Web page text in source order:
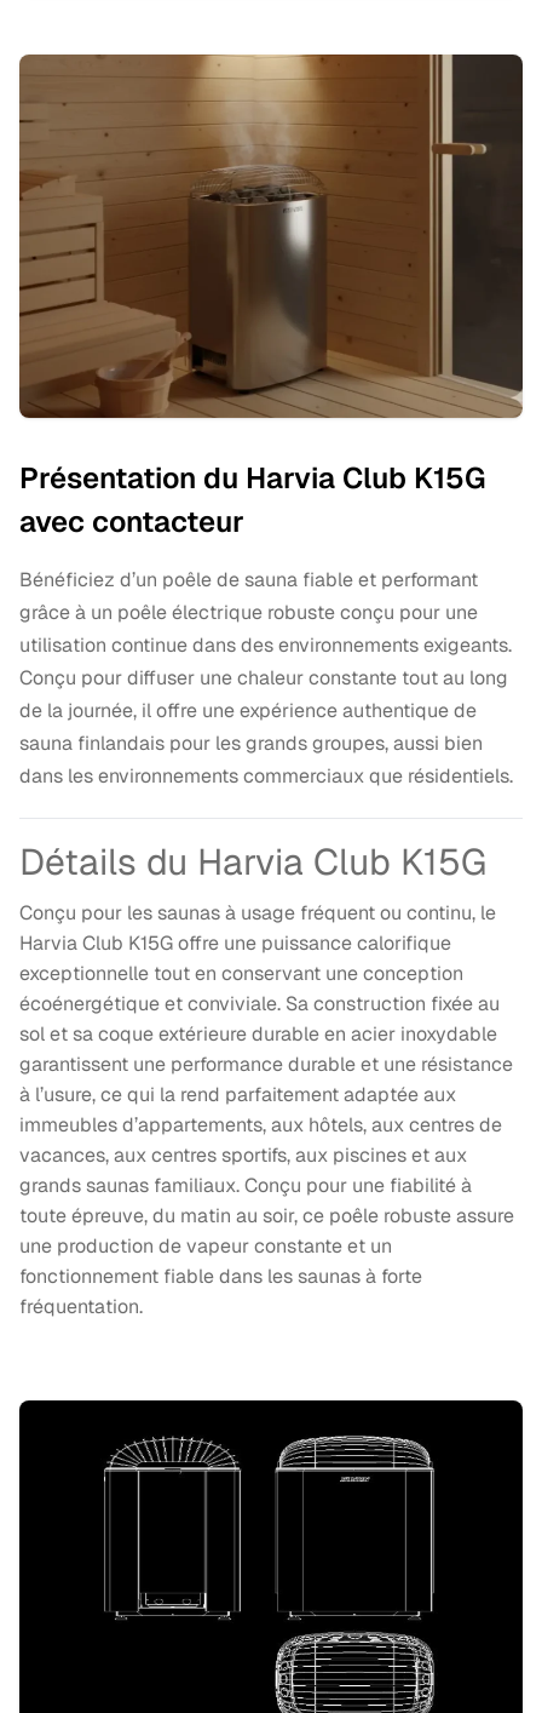
Présentation du Harvia Club K15G
avec contacteur
Bénéficiez d’un poêle de sauna fiable et performant
grâce à un poêle électrique robuste conçu pour une
utilisation continue dans des environnements exigeants.
Conçu pour diffuser une chaleur constante tout au long
de la journée, il offre une expérience authentique de
sauna finlandais pour les grands groupes, aussi bien
dans les environnements commerciaux que résidentiels.
Détails du Harvia Club K15G
Conçu pour les saunas à usage fréquent ou continu, le
Harvia Club K15G offre une puissance calorifique
exceptionnelle tout en conservant une conception
écoénergétique et conviviale. Sa construction fixée au
sol et sa coque extérieure durable en acier inoxydable
garantissent une performance durable et une résistance
à l’usure, ce qui la rend parfaitement adaptée aux
immeubles d’appartements, aux hôtels, aux centres de
vacances, aux centres sportifs, aux piscines et aux
grands saunas familiaux. Conçu pour une fiabilité à
toute épreuve, du matin au soir, ce poêle robuste assure
une production de vapeur constante et un
fonctionnement fiable dans les saunas à forte
fréquentation.